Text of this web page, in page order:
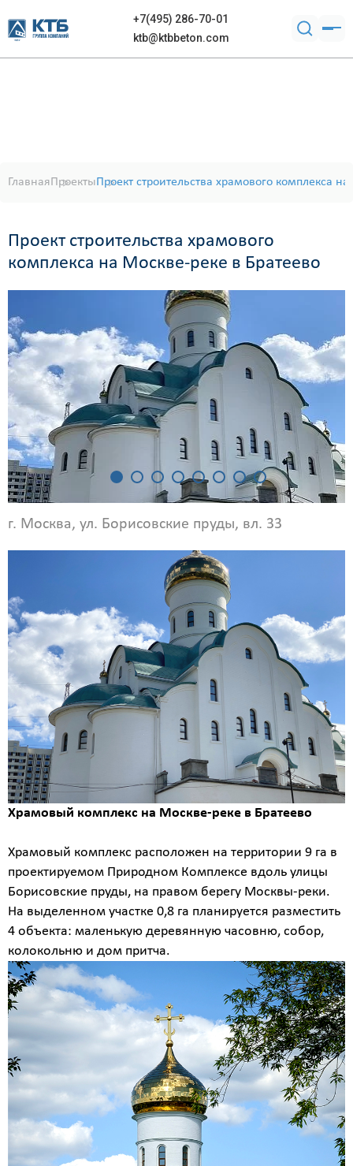
+7(495) 286-70-01
ktb@ktbbeton.com
ГлавнаяПроектыПроект строительства храмового комплекса
Проект строительства храмового
комплекса на Москве-реке в Братеево
г. Москва, ул. Борисовские пруды, вл. 33
Храмовый комплекс на Москве-реке в Братеево
Храмовый комплекс расположен на территории 9 га в
проектируемом Природном Комплексе вдоль улицы
Борисовские пруды, на правом берегу Москвы-реки.
На выделенном участке 0,8 га планируется разместить
4 объекта: маленькую деревянную часовню, собор,
колокольню и дом притча.